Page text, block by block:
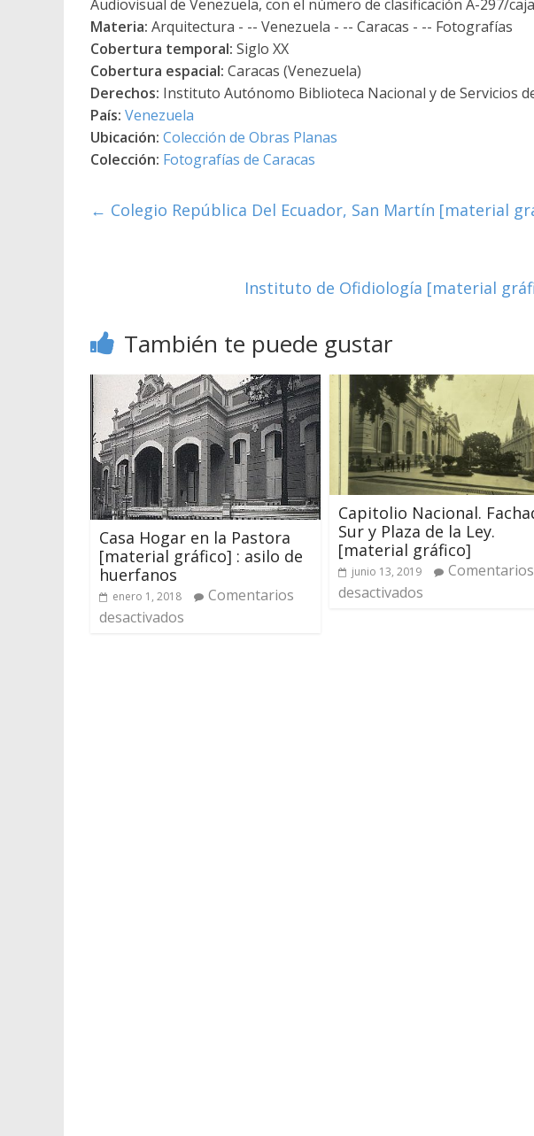
Audiovisual de Venezuela, con el número de clasificación A-297/caja
Materia: Arquitectura - -- Venezuela - -- Caracas - -- Fotografías
Cobertura temporal: Siglo XX
Cobertura espacial: Caracas (Venezuela)
Derechos: Instituto Autónomo Biblioteca Nacional y de Servicios
País: Venezuela
Ubicación: Colección de Obras Planas
Colección: Fotografías de Caracas
← Colegio República Del Ecuador, San Martín [material
Instituto de Ofidiología [material
También te puede gustar
Casa Hogar en la Pastora
[material gráfico] : asilo de
huerfanos
enero 1, 2018
Comentarios
desactivados
Capitolio Nacional.
Sur y Plaza de la Ley.
[material gráfico]
junio 13, 2019
Comentarios
desactivados